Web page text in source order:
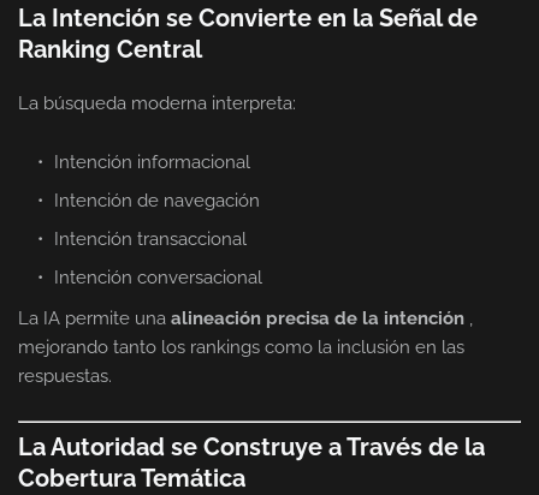
La Intención se Convierte en la Señal de
Ranking Central
La búsqueda moderna interpreta:
Intención informacional
Intención de navegación
Intención transaccional
Intención conversacional
La IA permite una alineación precisa de la intención ,
mejorando tanto los rankings como la inclusión en las
respuestas.
La Autoridad se Construye a Través de la
Cobertura Temática